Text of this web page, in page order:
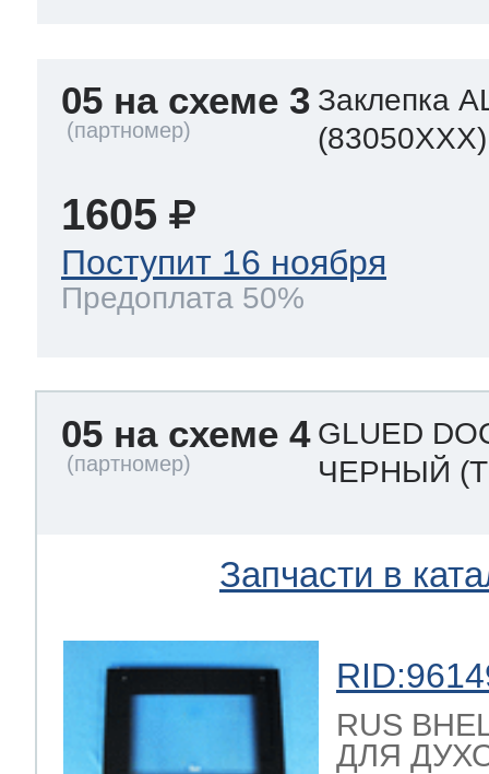
05 на схеме 3 Заклепка
(83050XXX)
1605
Поступит 16 ноября
Предоплата 50%
05 на схеме 4 GLUED
ЧЕРНЫЙ
Запчасти в
RUS
ДЛЯ